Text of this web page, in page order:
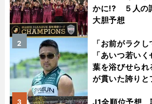
かに!? ５人の
大胆予想
「お前がラク
「あいつ若い
葉を浴びせられ
が貫いた誇りと
2
3